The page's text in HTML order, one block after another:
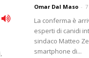
Omar Dal Maso -
La conferma è
esperti di canidi
sindaco Matteo
smartphone di...